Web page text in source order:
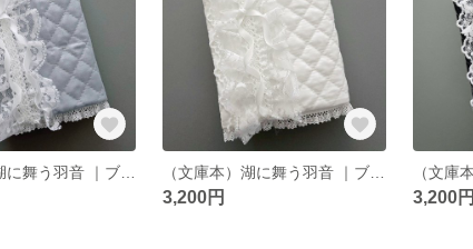
（文庫本）湖に舞う羽音 ｜ブックカバー ｜ペールブルー
3,200円 3,200円